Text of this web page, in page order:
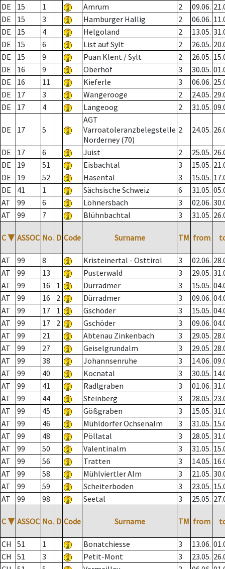
DE
15 1 Amrum 2 09.06.
DE
15 3 Hamburger Hallig 2 06.06.
DE
15 4 Helgoland 2 13.05.
DE
15 6 List auf Sylt 2 26.05.
DE
15 9 Puan Klent / Sylt 2 26.05.
DE
16 9 Oberhof 3 30.05.
DE
16 11 Kieferle 3 06.06.
DE
17 3 Wangerooge 2 24.05.
DE
17 4 Langeoog 2 31.05.
DE 17 5
AGT
Varroatoleranzbelegstelle
Norderney (70)
2 24.05.
DE 17 6 Juist 2 25.05.
DE
19 51 Eisbachtal 3 15.05.
DE
19 52 Hasental 3 15.05.
DE
41 1 Sächsische Schweiz 6 31.05.
AT
99 6 Löhnersbach 3 02.06.
AT
99 7 Blühnbachtal 3 31.05.
C ▼ ASSOC No. D Code Surname TM from
AT 99 8 Kristeinertal - Osttirol 3 02.06.
AT
99 13 Pusterwald 3 29.05.
AT
99 16 1 Dürradmer 3 15.05.
AT
99 16 2 Dürradmer 3 09.06.
AT
99 17 1 Gschöder 3 15.05.
AT
99 17 2 Gschöder 3 09.06.
AT
99 21 Abtenau Zinkenbach 3 29.05.
AT
99 27 Geiselgrundalm 3 29.05.
AT
99 38 Johannsenruhe 3 14.06.
AT
99 40 Kocnatal 3 30.05.
AT
99 41 Radlgraben 3 01.06.
AT
99 44 Steinberg 3 28.05.
AT
99 45 Gößgraben 3 15.05.
AT
99 46 Mühldorfer Ochsenalm 3 31.05.
AT
99 48 Pöllatal 3 28.05.
AT
99 50 Valentinalm 3 31.05.
AT
99 56 Tratten 3 14.05.
AT
99 58 Mühlviertler Alm 3 21.05.
AT
99 59 Scheiterboden 3 23.05.
AT
99 98 Seetal 3 25.05.
C ▼ ASSOC No. D Code Surname TM from
CH 51 1 Bonatchiesse 3 13.06.
CH
51 3 Petit-Mont 3 23.05.